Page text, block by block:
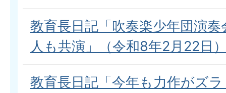
教育長日記「吹奏楽少年団演
人も共演」（令和8年2月22日
教育長日記「今年も力作がズ